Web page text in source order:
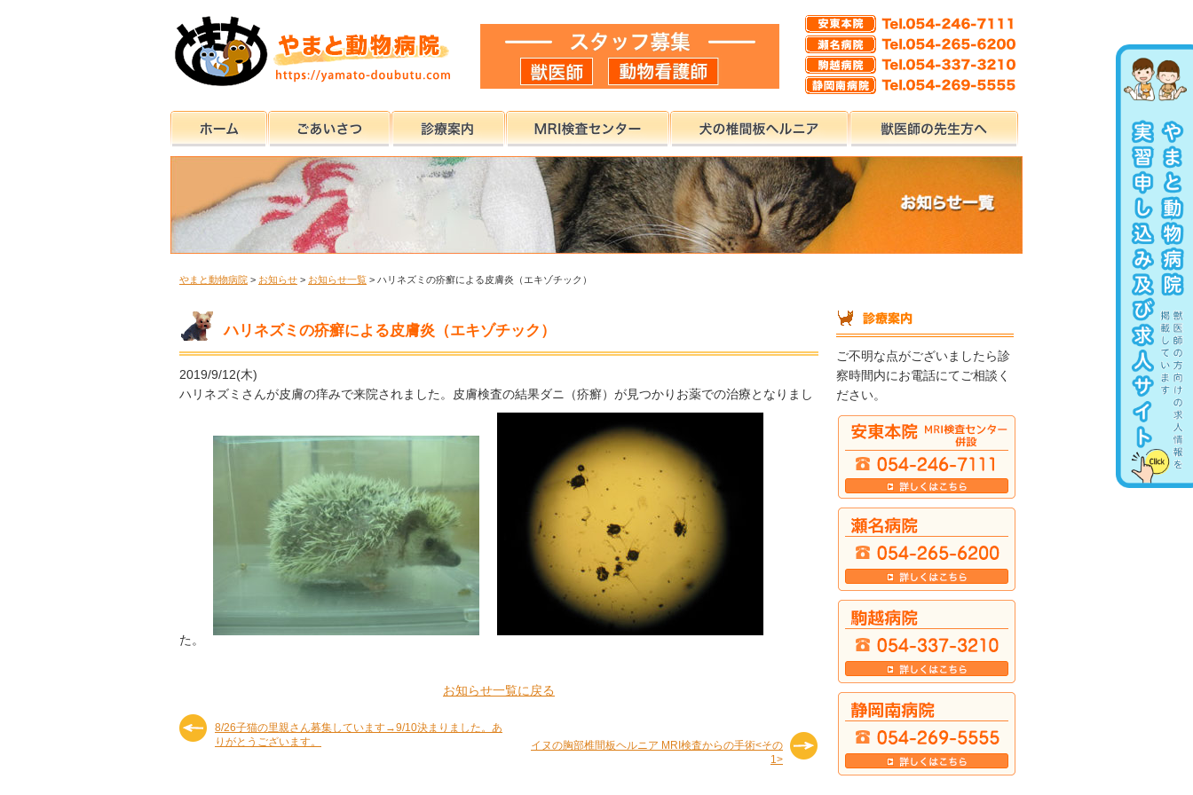
やまと動物病院 > お知らせ > お知らせ一覧 > ハリネズミの疥癬による皮膚炎（エキゾチック）
ハリネズミの疥癬による皮膚炎（エキゾチック）
2019/9/12(木)
ハリネズミさんが皮膚の痒みで来院されました。皮膚検査の結果ダニ（疥癬）が見つかりお薬での治療となりまし
た。
お知らせ一覧に戻る
8/26子猫の里親さん募集しています→9/10決まりました。あ
りがとうございます。
イヌの胸部椎間板ヘルニア MRI検査からの手術<その
1>
ご不明な点がございましたら診
察時間内にお電話にてご相談く
ださい。